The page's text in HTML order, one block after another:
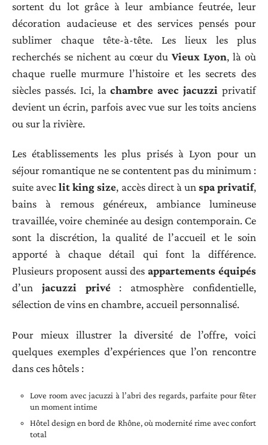
sortent du lot grâce à leur ambiance feutrée, leur
décoration audacieuse et des services pensés pour
sublimer chaque tête-à-tête. Les lieux les plus
recherchés se nichent au cœur duVieux Lyon, là où
chaque ruelle murmure l’histoire et les secrets des
siècles passés. Ici, lachambre avec jacuzzi privatif
devient un écrin, parfois avec vue sur les toits anciens
ou sur la rivière.
Les établissements les plus prisés à Lyon pour un
séjour romantique ne se contentent pas du minimum :
suite aveclit king size, accès direct à unspa privatif,
bains à remous généreux, ambiance lumineuse
travaillée, voire cheminée au design contemporain. Ce
sont la discrétion, la qualité de l’accueil et le soin
apporté à chaque détail qui font la différence.
Plusieurs proposent aussi desappartements équipés
d’un jacuzzi privé: atmosphère confidentielle,
sélection de vins en chambre, accueil personnalisé.
Pour mieux illustrer la diversité de l’offre, voici
quelques exemples d’expériences que l’on rencontre
dans ces hôtels :
Love room avec jacuzzi à l’abri des regards, parfaite pour fêter
un moment intime
Hôtel design en bord de Rhône, où modernité rime avec confort
total